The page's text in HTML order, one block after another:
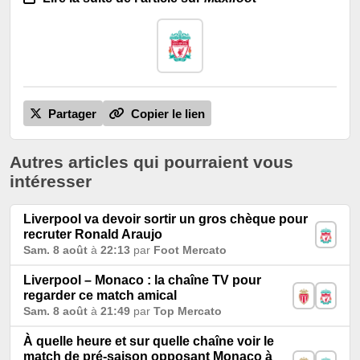
Partager Copier le lien
Autres articles qui pourraient vous
intéresser
Liverpool va devoir sortir un gros chèque pour
recruter Ronald Araujo
Sam. 8 août à 22:13 par Foot Mercato
Liverpool – Monaco : la chaîne TV pour
regarder ce match amical
Sam. 8 août à 21:49 par Top Mercato
À quelle heure et sur quelle chaîne voir le
match de pré-saison opposant Monaco à